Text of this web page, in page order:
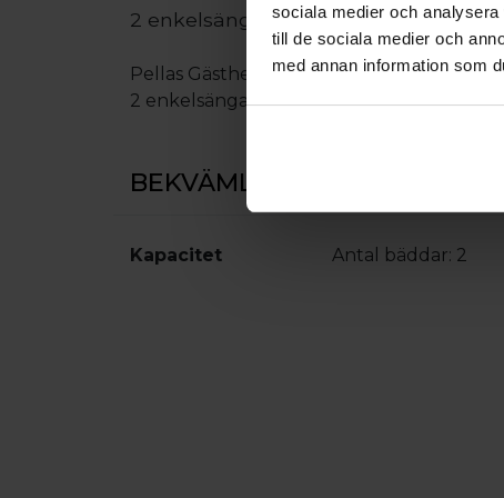
sociala medier och
till de sociala medier och
med annan information som
2 enkelsängar + 1 bädd i soffa
Pellas Gästhem - 2-rumslägenhet, 3
2 enkelsängar + 1 bädd i soffa
BEKVÄMLIGHETER
Kapacitet Antal bäddar: 2